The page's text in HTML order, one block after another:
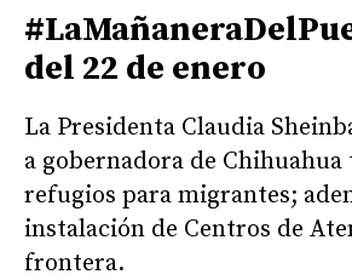
del 22 de enero
La Presidenta Claudia
a gobernadora de Chihuahua
refugios para migrantes;
instalación de Centros de
frontera.